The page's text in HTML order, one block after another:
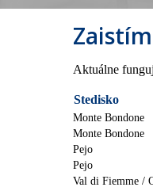
Aktuálne
Stedisko
Monte Bondone
Monte Bondone
Pejo
Pejo
Val di Fiemme /